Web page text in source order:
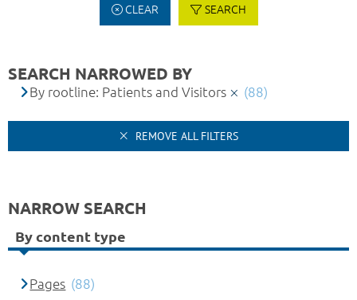
CLEAR SEARCH
SEARCH NARROWED BY
By rootline: Patients and Visitors (88)
REMOVE ALL FILTERS
NARROW SEARCH
By content type
Pages (88)